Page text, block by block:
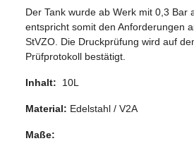
Der Tank wurde ab Werk mit 0,3 Bar
entspricht somit den Anforderungen
StVZO. Die Druckprüfung wird auf
Prüfprotokoll bestätigt.
Inhalt: 10L
Material: Edelstahl / V2A
Maße: